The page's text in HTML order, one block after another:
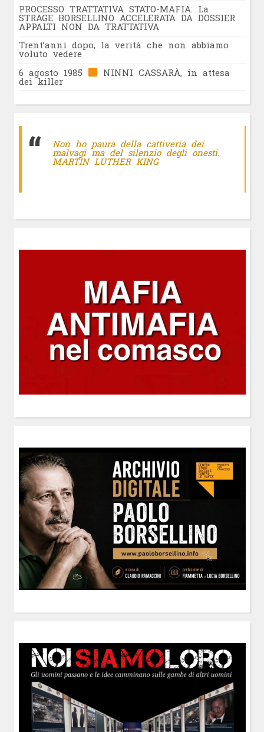
PROCESSO TRATTATIVA STATO-MAFIA: La
STRAGE BORSELLINO ACCELERATA DA DOSSIER
APPALTI NON DA TRATTATIVA
Trent’anni dopo, la verità che non abbiamo
voluto vedere
6 agosto 1985
NINNI CASSARÀ, in attesa
dei killer
Non ho paura della cattiveria dei
malvagi ma del silenzio degli onesti.
MARTIN LUTHER KING